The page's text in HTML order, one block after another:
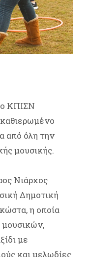
ΚΠΙΣΝ
από όλη την
μουσικής.
Νιάρχος
Δημοτική
η οποία
μουσικών,
με
και μελωδίες